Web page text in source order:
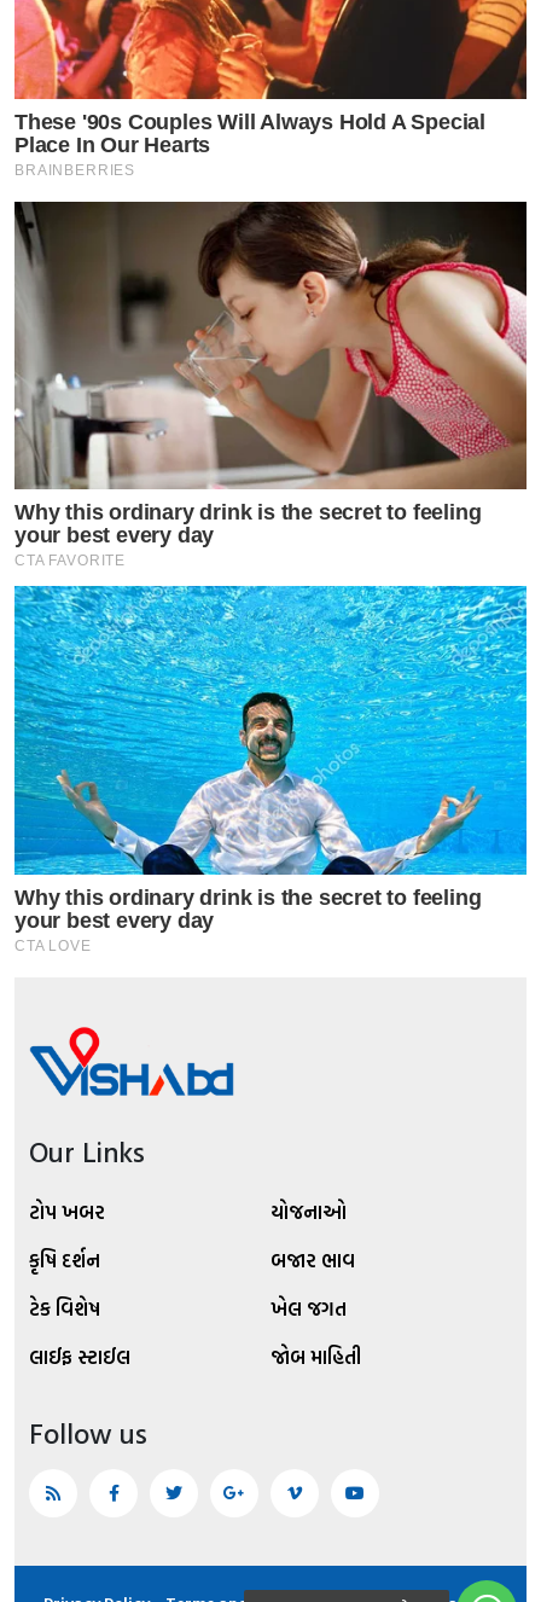
Our Links
ટોપ ખબર
યોજનાઓ
કૃષિ દર્શન
બજાર ભાવ
ટેક વિશેષ
ખેલ જગત
લાઈફ સ્ટાઈલ
જોબ માહિતી
Follow us